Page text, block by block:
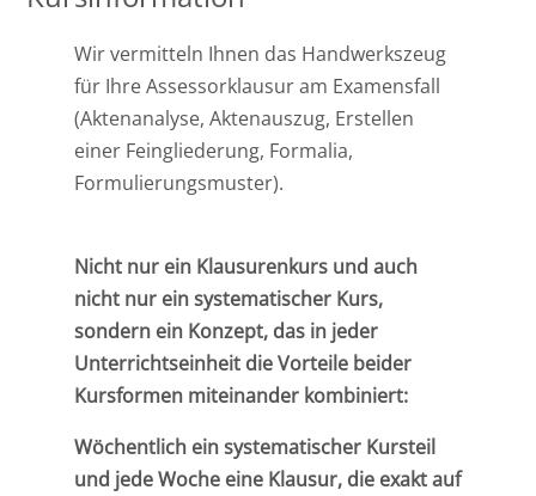
Wir vermitteln Ihnen das Handwerkszeug
für Ihre Assessorklausur am Examensfall
(Aktenanalyse, Aktenauszug, Erstellen
einer Feingliederung, Formalia,
Formulierungsmuster).
Nicht nur ein Klausurenkurs und auch
nicht nur ein systematischer Kurs,
sondern ein Konzept, das in jeder
Unterrichtseinheit die Vorteile beider
Kursformen miteinander kombiniert:
Wöchentlich ein systematischer Kursteil
und jede Woche eine Klausur, die exakt auf
Rheinland-Pfalz
Saarland